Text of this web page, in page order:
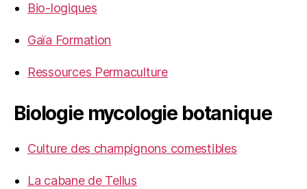
Bio-logiques
Gaïa Formation
Ressources Permaculture
Biologie mycologie botanique
Culture des champignons comestibles
La cabane de Tellus